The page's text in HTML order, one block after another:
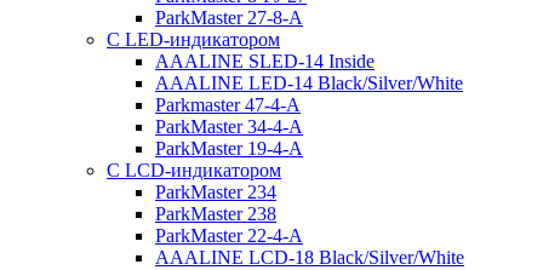
ParkMaster 27-8-A
С LED-индикатором
AAALINE SLED-14 Inside
AAALINE LED-14 Black/Silver/White
Parkmaster 47-4-A
ParkMaster 34-4-A
ParkMaster 19-4-A
С LCD-индикатором
ParkMaster 234
ParkMaster 238
ParkMaster 22-4-A
AAALINE LCD-18 Black/Silver/White